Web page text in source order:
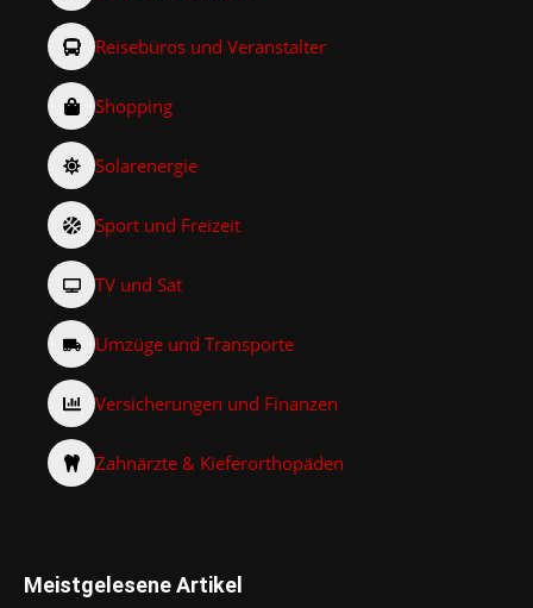
Reisebüros und Veranstalter
Shopping
Solarenergie
Sport und Freizeit
TV und Sat
Umzüge und Transporte
Versicherungen und Finanzen
Zahnärzte & Kieferorthopäden
Meistgelesene Artikel